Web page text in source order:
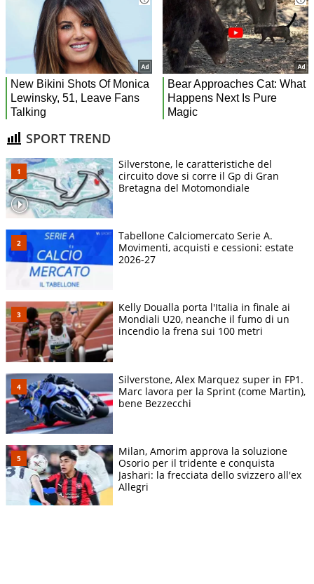
SPORT TREND
Silverstone, le caratteristiche del
circuito dove si corre il Gp di Gran
Bretagna del Motomondiale
Tabellone Calciomercato Serie A.
Movimenti, acquisti e cessioni: estate
2026-27
Kelly Doualla porta l'Italia in finale ai
Mondiali U20, neanche il fumo di un
incendio la frena sui 100 metri
Silverstone, Alex Marquez super in FP1.
Marc lavora per la Sprint (come Martin),
bene Bezzecchi
Milan, Amorim approva la soluzione
Osorio per il tridente e conquista
Jashari: la frecciata dello svizzero all'ex
Allegri